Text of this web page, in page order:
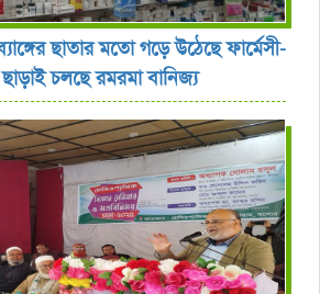
ছাতার মতো গড়ে উঠেছে ফার্মেসী-
ছাড়াই চলছে রমরমা বানিজ্য